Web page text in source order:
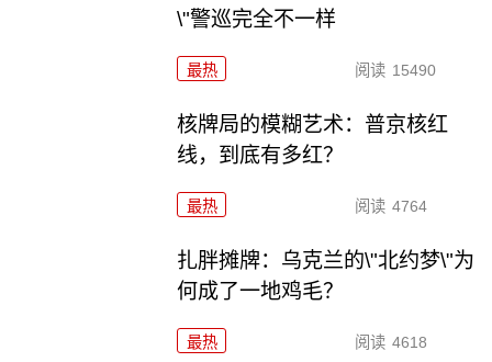
\"警巡完全不一样
最热 阅读 15490
核牌局的模糊艺术：普京核红
线，到底有多红？
最热 阅读 4764
扎胖摊牌：乌克兰的\"北约梦\"为
何成了一地鸡毛？
最热 阅读 4618